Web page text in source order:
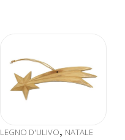
LEGNO D'ULIVO, NATALE